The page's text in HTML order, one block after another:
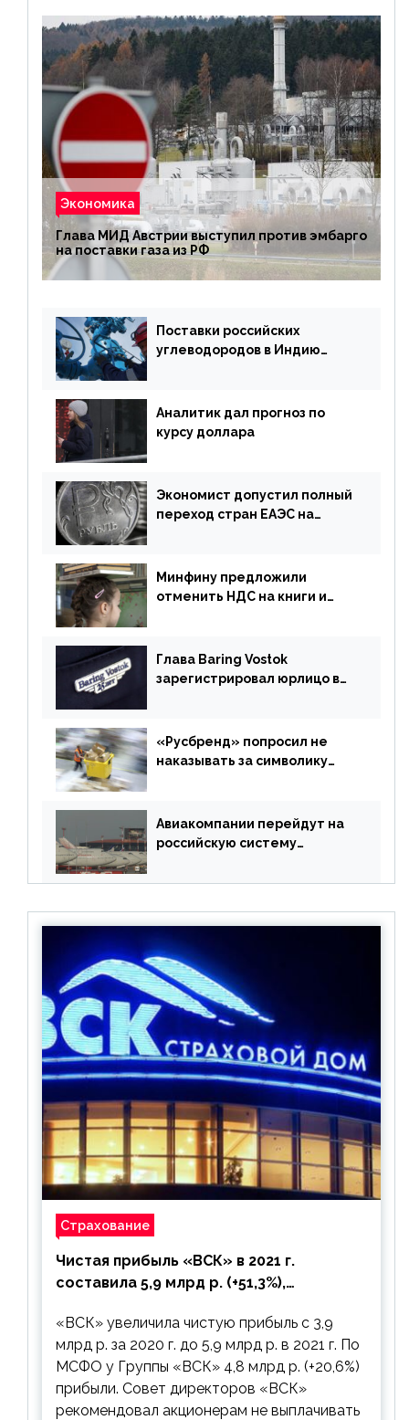
Экономика
Глава МИД Австрии выступил против эмбарго
на поставки газа из РФ
Поставки российских
углеводородов в Индию
Аналитик дал прогноз по
курсу доллара
Экономист допустил полный
переход стран ЕАЭС на
Минфину предложили
отменить НДС на книги и
Глава Baring Vostok
зарегистрировал юрлицо в
«Русбренд» попросил не
наказывать за символику
Авиакомпании перейдут на
российскую систему
Страхование
Чистая прибыль «ВСК» в 2021 г.
составила 5,9 млрд р. (+51,3%),
выплачивать
«ВСК» увеличила чистую прибыль с 3,9
млрд р. за 2020 г. до 5,9 млрд р. в 2021 г. По
МСФО у Группы «ВСК» 4,8 млрд р. (+20,6%)
прибыли. Совет директоров «ВСК»
рекомендовал акционерам не выплачивать